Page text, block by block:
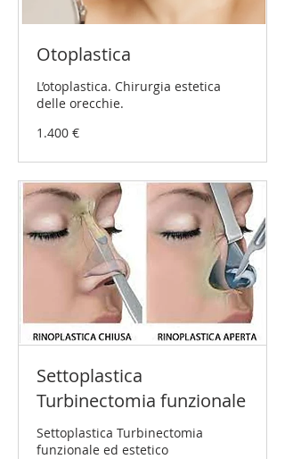
Otoplastica
L’otoplastica. Chirurgia estetica
delle orecchie.
1.400
Euro
1.400 €
Settoplastica
Turbinectomia funzionale
Settoplastica Turbinectomia
funzionale ed estetico